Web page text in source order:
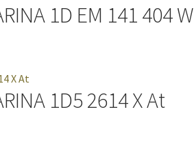
1D EM 141 404 W
1D5 2614 X At